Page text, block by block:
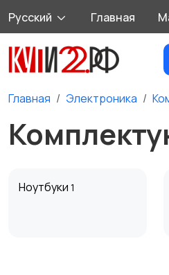
Русский Главная
Главная Электроника
Ноутбуки 1